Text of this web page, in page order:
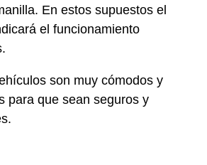
En estos supuestos el
el funcionamiento
son muy cómodos y
para que sean seguros y